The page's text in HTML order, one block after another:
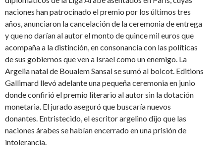
naciones han patrocinado el premio por los últimos tres
años, anunciaron la cancelación de la ceremonia de entrega
y que no darían al autor el monto de quince mil euros que
acompaña a la distinción, en consonancia con las políticas
de sus gobiernos que ven a Israel como un enemigo. La
Argelia natal de Boualem Sansal se sumó al boicot. Editions
Gallimard llevó adelante una pequeña ceremonia en junio
donde confirió el premio literario al autor sin la dotación
monetaria. El jurado aseguró que buscaría nuevos
donantes. Entristecido, el escritor argelino dijo que las
naciones árabes se habían encerrado en una prisión de
intolerancia.